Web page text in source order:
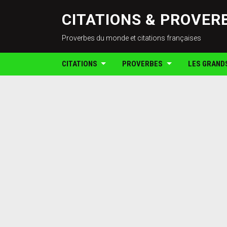
CITATIONS &
Proverbes du monde et citations françaises
CITATIONS PROVERBES LES